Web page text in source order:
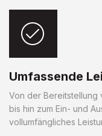
Umfassende
Von der Bereitstellung
bis hin zum Ein- und
vollumfängliches